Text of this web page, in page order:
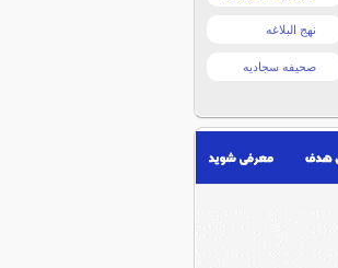
نهج البلاغه
صحیفه سجادیه